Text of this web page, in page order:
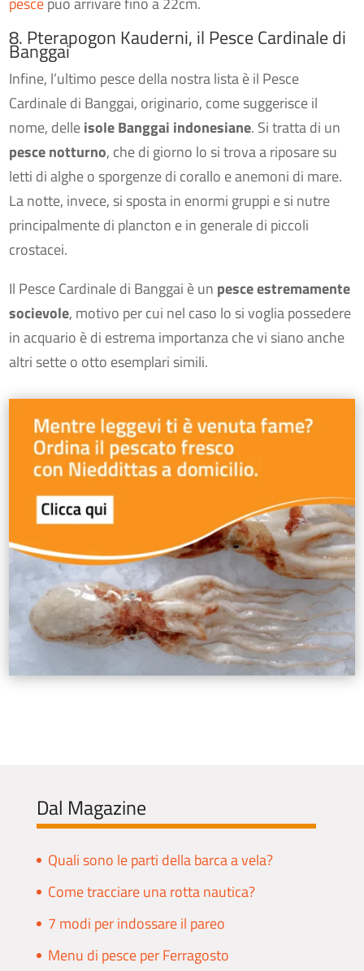
8. Pterapogon Kauderni, il Pesce Cardinale di
Banggai
Infine, l’ultimo pesce della nostra lista è il Pesce
Cardinale di Banggai, originario, come suggerisce il
nome, delleisole Banggai indonesiane. Si tratta di un
pesce notturno, che di giorno lo si trova a riposare su
letti di alghe o sporgenze di corallo e anemoni di mare.
La notte, invece, si sposta in enormi gruppi e si nutre
principalmente di plancton e in generale di piccoli
crostacei.
Il Pesce Cardinale di Banggai è un pesce estremamente
socievole, motivo per cui nel caso lo si voglia possedere
in acquario è di estrema importanza che vi siano anche
altri sette o otto esemplari simili.
Dal Magazine
Quali sono le parti della barca a vela?
Come tracciare una rotta nautica?
7 modi per indossare il pareo
Menu di pesce per Ferragosto